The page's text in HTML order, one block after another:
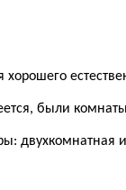
были
двухкомнатная